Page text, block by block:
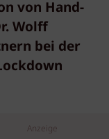
von Hand-
Wolff
bei der
Anzeige